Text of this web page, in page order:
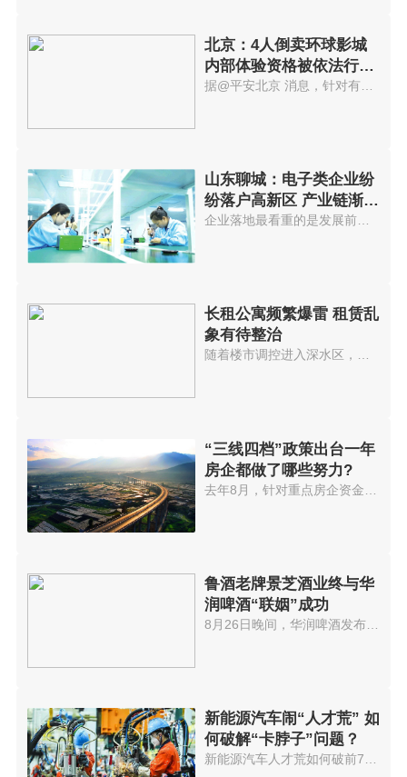
北京：4人倒卖环球影城
内部体验资格被依法行政
拘留
山东聊城：电子类企业纷
纷落户高新区 产业链渐趋
完善
企业落地最看重的是发展前景，聊...
长租公寓频繁爆雷 租赁乱
象有待整治
随着楼市调控进入深水区，近期多...
“三线四档”政策出台一年
房企都做了哪些努力?
鲁酒老牌景芝酒业终与华
润啤酒“联姻”成功
8月26日晚间，华润啤酒发布公告...
新能源汽车闹“人才荒” 如
何破解“卡脖子”问题？